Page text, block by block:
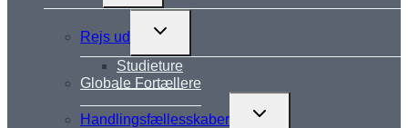
Rejs ud
Skift
Studieture
Globale Fortællere
Handlingsfællesskaber
Skift